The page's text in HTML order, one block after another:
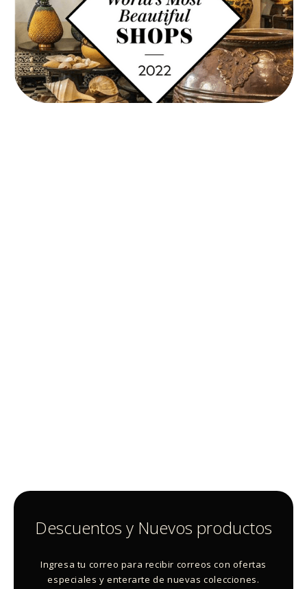
Descuentos y Nuevos productos
Ingresa tu correo para recibir correos con ofertas
especiales y enterarte de nuevas colecciones.